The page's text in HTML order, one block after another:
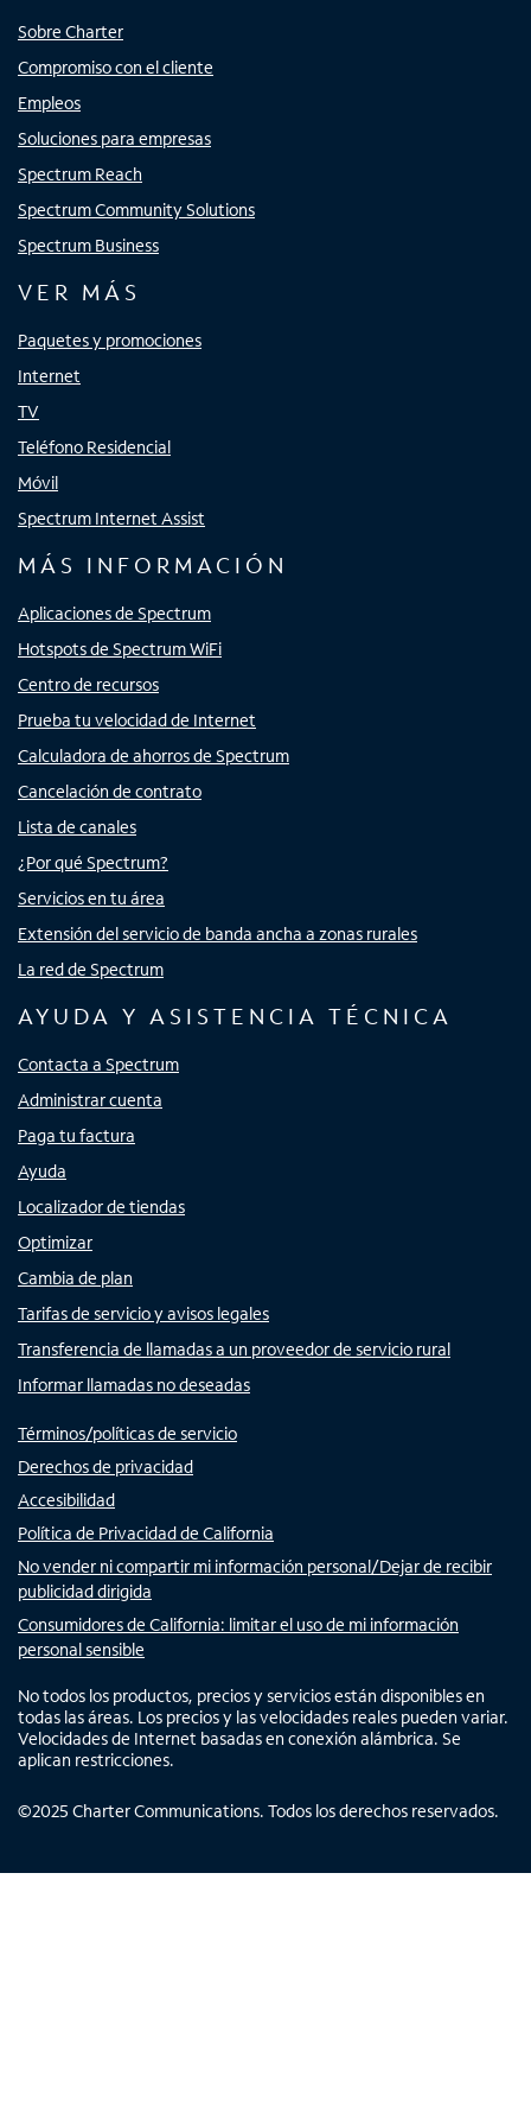
Sobre Charter
Compromiso con el cliente
Empleos
Soluciones para empresas
Spectrum Reach
Spectrum Community Solutions
Spectrum Business
VER MÁS
Paquetes y promociones
Internet
TV
Teléfono Residencial
Móvil
Spectrum Internet Assist
MÁS INFORMACIÓN
Aplicaciones de Spectrum
Hotspots de Spectrum WiFi
Centro de recursos
Prueba tu velocidad de Internet
Calculadora de ahorros de Spectrum
Cancelación de contrato
Lista de canales
¿Por qué Spectrum?
Servicios en tu área
Extensión del servicio de banda ancha a zonas rurales
La red de Spectrum
AYUDA Y ASISTENCIA TÉCNICA
Contacta a Spectrum
Administrar cuenta
Paga tu factura
Ayuda
Localizador de tiendas
Optimizar
Cambia de plan
Tarifas de servicio y avisos legales
Transferencia de llamadas a un proveedor de servicio rural
Informar llamadas no deseadas
Términos/políticas de servicio
Derechos de privacidad
Accesibilidad
Política de Privacidad de California
No vender ni compartir mi información personal/Dejar de recibir
publicidad dirigida
Consumidores de California: limitar el uso de mi información
personal sensible
No todos los productos, precios y servicios están disponibles en
todas las áreas. Los precios y las velocidades reales pueden variar.
Velocidades de Internet basadas en conexión alámbrica. Se
aplican restricciones.
©2025 Charter Communications. Todos los derechos reservados.